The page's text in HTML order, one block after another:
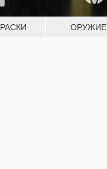
ОРУЖИЕ